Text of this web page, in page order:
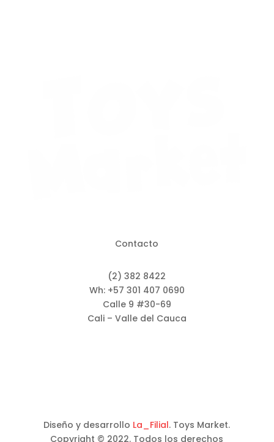
Contacto
(2) 382 8422
Wh: +57 301 407 0690
Calle 9 #30-69
Cali – Valle del Cauca
Diseño y desarrollo La_Filial. Toys Market.
Copyright © 2022. Todos los derechos